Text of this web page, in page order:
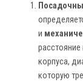
и
корпуса,
которую